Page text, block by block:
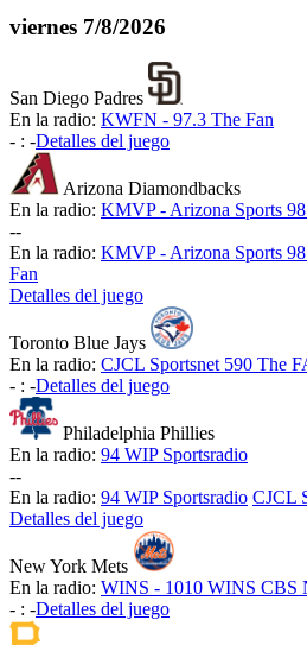
viernes 7/8/2026
San Diego Padres
En la radio: KWFN - 97.3 The Fan
- : -Detalles del juego
Arizona Diamondbacks
En la radio: KMVP - Arizona Sports
--
En la radio: KMVP - Arizona Sports
Fan
Detalles del juego
Toronto Blue Jays
En la radio: CJCL Sportsnet 590 The
- : -Detalles del juego
Philadelphia Phillies
En la radio: 94 WIP Sportsradio
--
En la radio: 94 WIP Sportsradio CJCL
Detalles del juego
New York Mets
En la radio: WINS - 1010 WINS CBS
- : -Detalles del juego